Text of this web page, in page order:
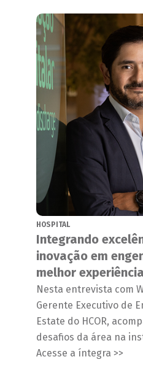
HOSPITAL
Integrando
inovação em
melhor experiência
Nesta entrevista com
Gerente Executivo de
Estate do HCOR,
desafios da área na
Acesse a íntegra >>